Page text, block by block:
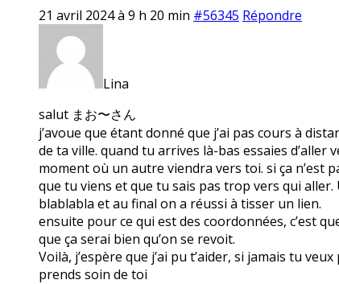
21 avril 2024 à 9 h 20 min #56345 Répondre
Lina
salut まお〜さん
j’avoue que étant donné que j’ai pas cours à
de ta ville. quand tu arrives là-bas essaies
moment où un autre viendra vers toi. si ça n’est
que tu viens et que tu sais pas trop vers qui
blablabla et au final on a réussi à tisser un lien.
ensuite pour ce qui est des coordonnées, c’est
que ça serai bien qu’on se revoit.
Voilà, j’espère que j’ai pu t’aider, si jamais tu
prends soin de toi